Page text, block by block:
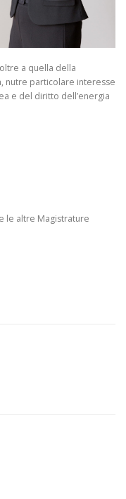
a quella della
nutre particolare interesse
e del diritto dell’energia
le altre Magistrature